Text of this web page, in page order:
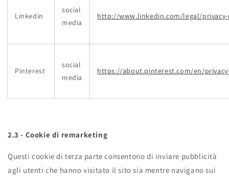
Linkedin
social
media
http://www.linkedin.com/legal/
Pinterest
social
media
https://about.pinterest.com/en/
2.3 - Cookie di remarketing
Questi cookie di terza parte consentono di inviare pubblicità
agli utenti che hanno visitato il sito sia mentre navigano sui